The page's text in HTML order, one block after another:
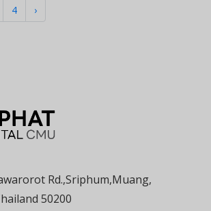
4 ›
Rd.,Sriphum,Muang,
50200